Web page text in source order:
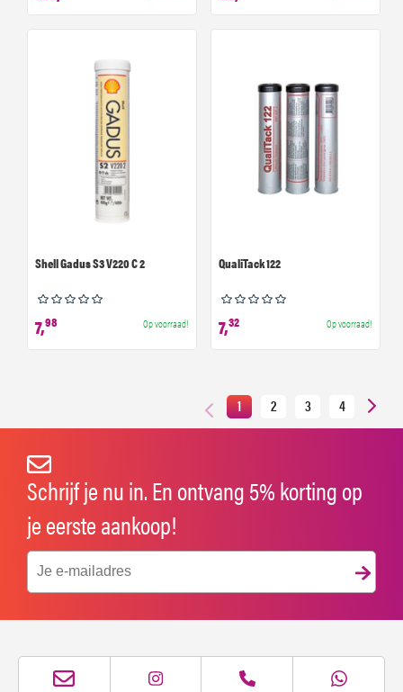
Shell Gadus S3 V220 C 2
7,98 Op voorraad!
QualiTack 122
7,32 Op voorraad!
1 2 3 4
Schrijf je nu in. En ontvang 5% korting op
je eerste aankoop!